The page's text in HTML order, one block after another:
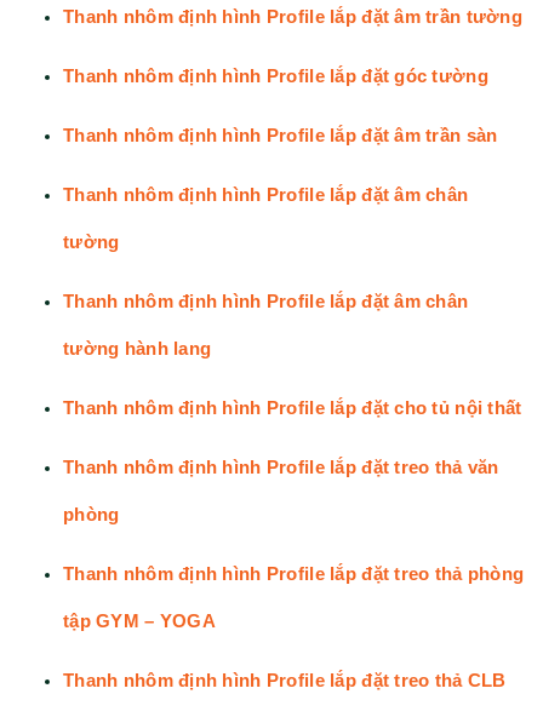
Thanh nhôm định hình Profile lắp đặt âm trần tường
Thanh nhôm định hình Profile lắp đặt góc tường
Thanh nhôm định hình Profile lắp đặt âm trần sàn
Thanh nhôm định hình Profile lắp đặt âm chân
tường
Thanh nhôm định hình Profile lắp đặt âm chân
tường hành lang
Thanh nhôm định hình Profile lắp đặt cho tủ nội thất
Thanh nhôm định hình Profile lắp đặt treo thả văn
phòng
Thanh nhôm định hình Profile lắp đặt treo thả phòng
tập GYM – YOGA
Thanh nhôm định hình Profile lắp đặt treo thả CLB